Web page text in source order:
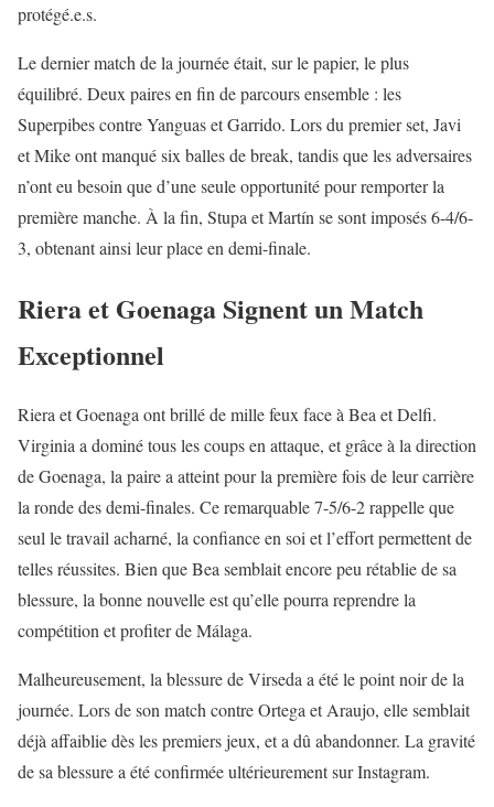
protégé.e.s.
Le dernier match de la journée était, sur le papier, le plus
équilibré. Deux paires en fin de parcours ensemble : les
Superpibes contre Yanguas et Garrido. Lors du premier set, Javi
et Mike ont manqué six balles de break, tandis que les adversaires
n’ont eu besoin que d’une seule opportunité pour remporter la
première manche. À la fin, Stupa et Martín se sont imposés 6-4/6-
3, obtenant ainsi leur place en demi-finale.
Riera et Goenaga Signent un Match
Exceptionnel
Riera et Goenaga ont brillé de mille feux face à Bea et Delfi.
Virginia a dominé tous les coups en attaque, et grâce à la direction
de Goenaga, la paire a atteint pour la première fois de leur carrière
la ronde des demi-finales. Ce remarquable 7-5/6-2 rappelle que
seul le travail acharné, la confiance en soi et l’effort permettent de
telles réussites. Bien que Bea semblait encore peu rétablie de sa
blessure, la bonne nouvelle est qu’elle pourra reprendre la
compétition et profiter de Málaga.
Malheureusement, la blessure de Virseda a été le point noir de la
journée. Lors de son match contre Ortega et Araujo, elle semblait
déjà affaiblie dès les premiers jeux, et a dû abandonner. La gravité
de sa blessure a été confirmée ultérieurement sur Instagram.